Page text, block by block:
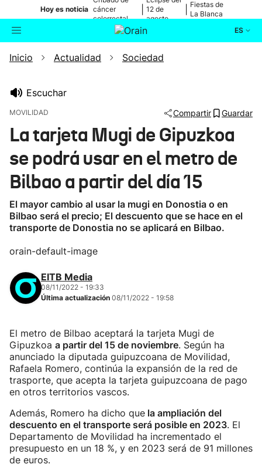
Hoy es noticia cáncer
colorrectal
12 de
agosto
Fiestas de
La Blanca
ES
Buscador Actualidad
Ikusmiran
Eguraldia
Inicio Actualidad Sociedad
Escuchar
MOVILIDAD Compartir Guardar
La tarjeta Mugi de Gipuzkoa
se podrá usar en el metro de
Bilbao a partir del día 15
El mayor cambio al usar la mugi en Donostia o en
Bilbao será el precio; El descuento que se hace en el
transporte de Donostia no se aplicará en Bilbao.
orain-default-image
EITB Media
08/11/2022 - 19:33
Última actualización 08/11/2022 - 19:58
El metro de Bilbao aceptará la tarjeta Mugi de
Gipuzkoa a partir del 15 de noviembre. Según ha
anunciado la diputada guipuzcoana de Movilidad,
Rafaela Romero, continúa la expansión de la red de
trasporte, que acepta la tarjeta guipuzcoana de pago
en otros territorios vascos.
Además, Romero ha dicho que la ampliación del
descuento en el transporte será posible en 2023. El
Departamento de Movilidad ha incrementado el
presupuesto en un 18 %, y en 2023 será de 91 millones
de euros.